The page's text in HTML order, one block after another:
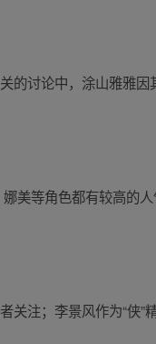
的讨论中，涂山雅雅因
美等角色都有较高的
关注；李景风作为“侠”